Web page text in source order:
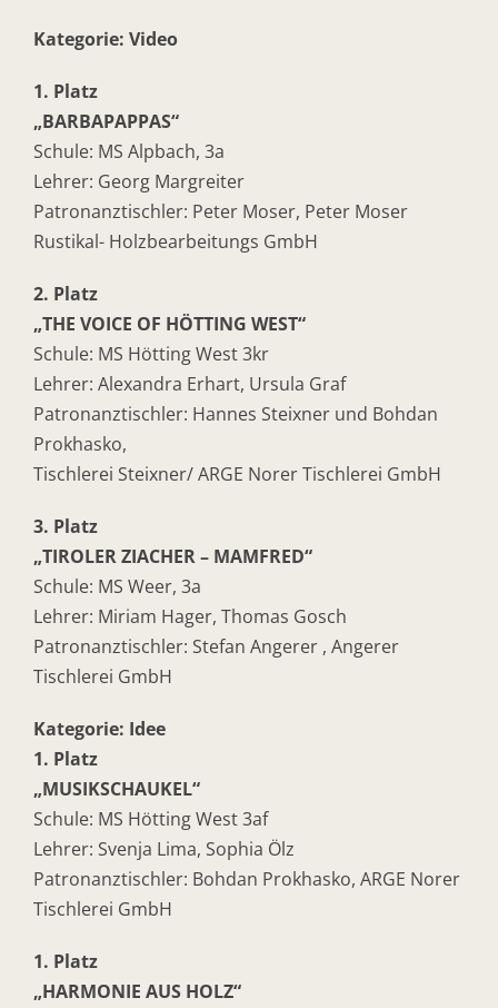
Kategorie: Video
1. Platz
„BARBAPAPPAS“
Schule: MS Alpbach, 3a
Lehrer: Georg Margreiter
Patronanztischler: Peter Moser, Peter Moser
Rustikal- Holzbearbeitungs GmbH
2. Platz
„THE VOICE OF HÖTTING WEST“
Schule: MS Hötting West 3kr
Lehrer: Alexandra Erhart, Ursula Graf
Patronanztischler: Hannes Steixner und Bohdan
Prokhasko,
Tischlerei Steixner/ ARGE Norer Tischlerei GmbH
3. Platz
„TIROLER ZIACHER – MAMFRED“
Schule: MS Weer, 3a
Lehrer: Miriam Hager, Thomas Gosch
Patronanztischler: Stefan Angerer , Angerer
Tischlerei GmbH
Kategorie: Idee
1. Platz
„MUSIKSCHAUKEL“
Schule: MS Hötting West 3af
Lehrer: Svenja Lima, Sophia Ölz
Patronanztischler: Bohdan Prokhasko, ARGE Norer
Tischlerei GmbH
1. Platz
„HARMONIE AUS HOLZ“